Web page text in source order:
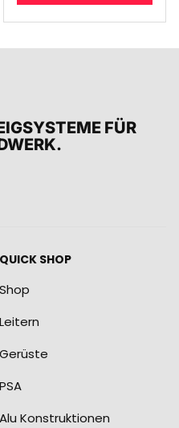
FÜR
QUICK SHOP
Shop
Leitern
Gerüste
PSA
Alu Konstruktionen